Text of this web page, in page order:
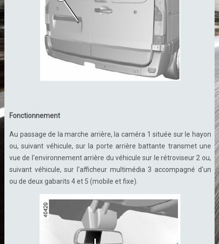
Fonctionnement
Au passage de la marche arrière, la caméra 1 située sur le hayon
ou, suivant véhicule, sur la porte arrière battante transmet une
vue de l'environnement arrière du véhicule sur le rétroviseur 2 ou,
suivant véhicule, sur l'afficheur multimédia 3 accompagné d'un
ou de deux gabarits 4 et 5 (mobile et fixe).